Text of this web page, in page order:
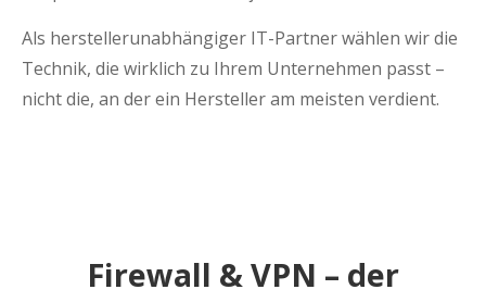
Als herstellerunabhängiger IT-Partner wählen wir die
Technik, die wirklich zu Ihrem Unternehmen passt –
nicht die, an der ein Hersteller am meisten verdient.
Firewall & VPN – der